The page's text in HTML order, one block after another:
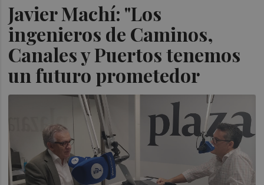
Javier Machí: "Los
ingenieros de Caminos,
Canales y Puertos tenemos
un futuro prometedor